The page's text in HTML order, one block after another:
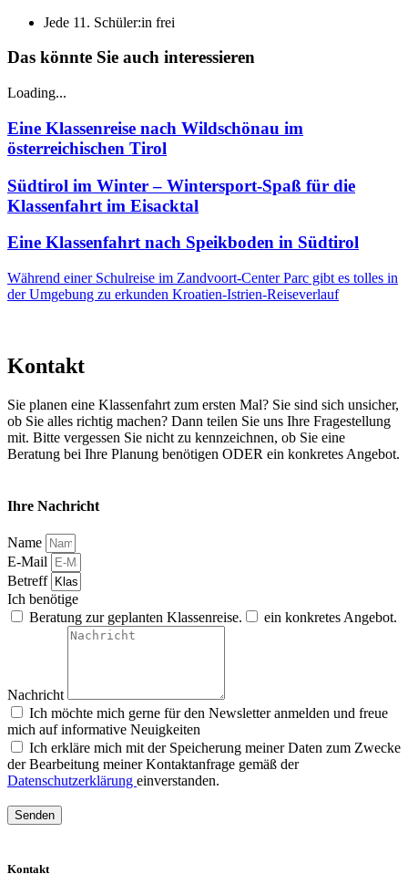
Jede 11. Schüler:in frei
Das könnte Sie auch interessieren
Loading...
Eine Klassenreise nach Wildschönau im
österreichischen Tirol
Südtirol im Winter – Wintersport-Spaß für die
Klassenfahrt im Eisacktal
Eine Klassenfahrt nach Speikboden in Südtirol
Während einer Schulreise im Zandvoort-Center Parc gibt es tolles in
der Umgebung zu erkunden Kroatien-Istrien-Reiseverlauf
Kontakt
Sie planen eine Klassenfahrt zum ersten Mal? Sie sind sich unsicher,
ob Sie alles richtig machen? Dann teilen Sie uns Ihre Fragestellung
mit. Bitte vergessen Sie nicht zu kennzeichnen, ob Sie eine
Beratung bei Ihre Planung benötigen ODER ein konkretes Angebot.
Ihre Nachricht
Name
E-Mail
Betreff
Ich benötige
Beratung zur geplanten Klassenreise.
ein konkretes Angebot.
Nachricht
Ich möchte mich gerne für den Newsletter anmelden und freue
mich auf informative Neuigkeiten
Ich erkläre mich mit der Speicherung meiner Daten zum Zwecke
der Bearbeitung meiner Kontaktanfrage gemäß der
Datenschutzerklärung einverstanden.
Senden
Kontakt